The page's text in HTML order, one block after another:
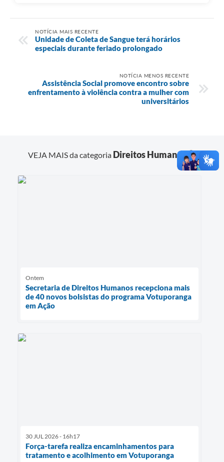
NOTÍCIA MAIS RECENTE
Unidade de Coleta de Sangue terá horários
especiais durante feriado prolongado
NOTÍCIA MENOS RECENTE
Assistência Social promove encontro sobre
enfrentamento à violência contra a mulher com
universitários
VEJA MAIS da categoria Direitos Humanos
Ontem
Secretaria de Direitos Humanos recepciona mais
de 40 novos bolsistas do programa Votuporanga
em Ação
30 JUL 2026 - 16h17
Força-tarefa realiza encaminhamentos para
tratamento e acolhimento em Votuporanga